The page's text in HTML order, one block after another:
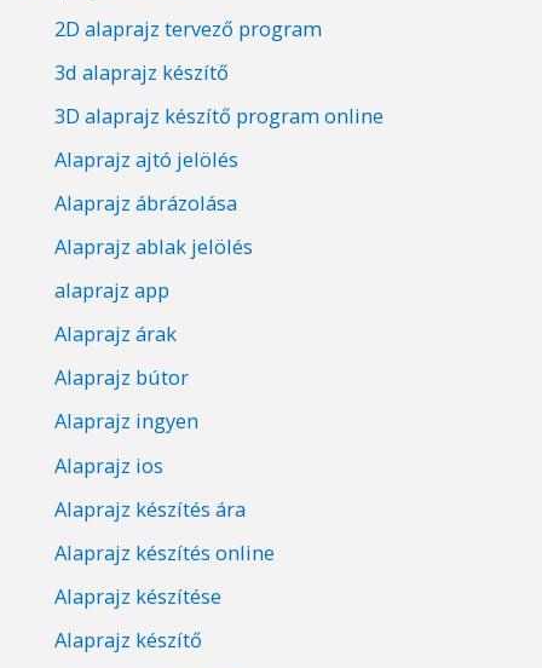
2D alaprajz tervező program
3d alaprajz készítő
3D alaprajz készítő program online
Alaprajz ajtó jelölés
Alaprajz ábrázolása
Alaprajz ablak jelölés
alaprajz app
Alaprajz árak
Alaprajz bútor
Alaprajz ingyen
Alaprajz ios
Alaprajz készítés ára
Alaprajz készítés online
Alaprajz készítése
Alaprajz készítő